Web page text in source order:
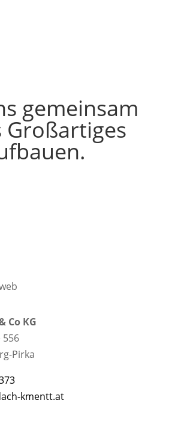
gemeinsam
Großartiges
Co KG
Pirka
kmentt.at